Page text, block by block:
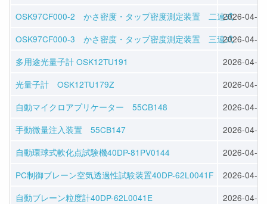
OSK97CF000-2 かさ密度・タップ密度測定装置 二連式2026-04-30
OSK97CF000-3 かさ密度・タップ密度測定装置 三連式2026-04-30
多用途光量子計 OSK12TU191
2026-04-28
光量子計 OSK12TU179Z
2026-04-28
自動マイクロアプリケーター 55CB148
2026-04-28
手動微量注入装置 55CB147
2026-04-28
自動環球式軟化点試験機40DP-81PV0144
2026-04-28
PC制御ブレーン空気透過性試験装置40DP-62L0041F
2026-04-28
自動ブレーン粒度計40DP-62L0041E
2026-04-28